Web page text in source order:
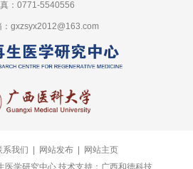
：0771-5540556
：gxzsyx2012@163.com
系我们 网站发布
网站主页